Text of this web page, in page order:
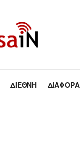
ΔΙΕΘΝΉ ΔΙΆΦΟΡΑ